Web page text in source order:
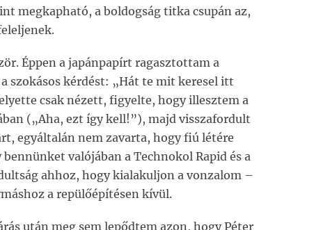
megkapható, a boldogság titka csupán az,
Éppen a japánpapírt ragasztottam a
szokásos kérdést: „Hát te mit keresel itt
csak nézett, figyelte, hogy illesztem a
(„Aha, ezt így kell!”), majd visszafordult
egyáltalán nem zavarta, hogy fiú létére
valójában a Technokol Rapid és a
ahhoz, hogy kialakuljon a vonzalom –
a repülőépítésen kívül.
után meg sem lepődtem azon, hogy Péter